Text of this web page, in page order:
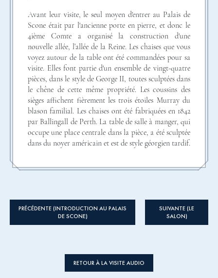
Avant leur visite, le seul moyen d'entrer au Palais de
Scone était par l'ancienne porte en pierre, et donc le
4ième Comte a organisé la construction d'une
nouvelle allée, l’allée de la Reine. Les chaises que vous
voyez autour de la table ont été commandées pour sa
visite. Elles font partie d'un ensemble de vingt-quatre
pièces, dans le style de George II, toutes sculptées dans
le chêne de cette même propriété. Les coussins des
sièges affichent fièrement les trois étoiles Murray du
blason familial. Les chaises ont été fabriquées en 1842
par Ballingall de Perth. La table de salle à manger, qui
occupe une place centrale dans la pièce, a été sculptée
dans du noyer américain et est de style géorgien tardif.
le nom du motif Chamberlain d'après l'artiste qui a
peint à la main chaque pièce. En plus de la porcelaine,
le 4ième Comte a pris grand soin de sélectionner la
que la Reine Victoria ne tolérerait pas trop d’alcool
au dîner. Ces verres sont en cristal d’Edinbrugh
PRÉCÉDENTE (INTRODUCTION AU PALAIS
DE SCONE)
SUIVANTE (LE
SALON)
RETOUR À LA VISITE AUDIO